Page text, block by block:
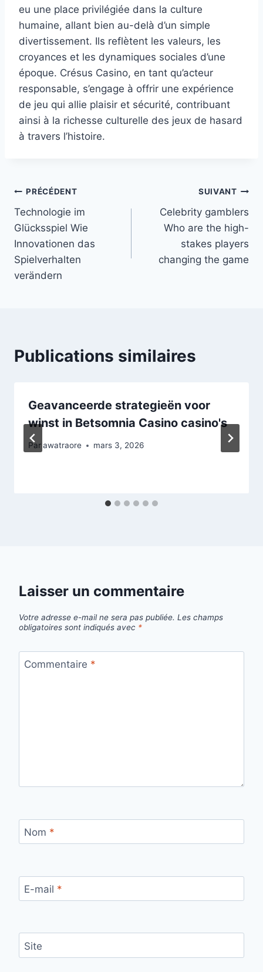
eu une place privilégiée dans la culture
humaine, allant bien au-delà d’un simple
divertissement. Ils reflètent les valeurs, les
croyances et les dynamiques sociales d’une
époque. Crésus Casino, en tant qu’acteur
responsable, s’engage à offrir une expérience
de jeu qui allie plaisir et sécurité, contribuant
ainsi à la richesse culturelle des jeux de hasard
à travers l’histoire.
PRÉCÉDENT
Technologie im
Glücksspiel Wie
Innovationen das
Spielverhalten
verändern
SUIVANT
Celebrity gamblers
Who are the high-
stakes players
changing the game
Publications similaires
Geavanceerde strategieën voor
winst in Betsomnia Casino casino's
Parawatraore mars 3, 2026
Laisser un commentaire
Votre adresse e-mail ne sera pas publiée. Les champs
obligatoires sont indiqués avec *
Commentaire *
Nom *
E-mail *
Site